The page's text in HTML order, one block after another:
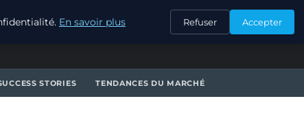
CONTACT
STORIES TENDANCES DU MARCHÉ
En savoir plus Refuser Accepter